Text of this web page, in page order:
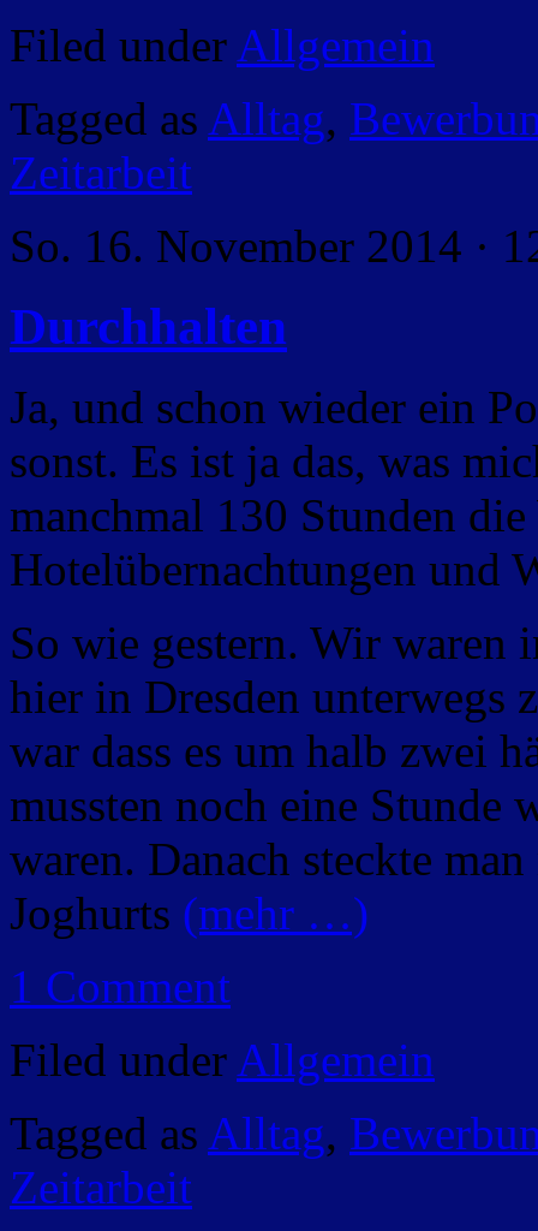
Filed under Allgemein
Tagged as Alltag,
Zeitarbeit
So. 16. November 2014 ·
Durchhalten
Ja, und schon wieder ein
sonst. Es ist ja das, was
manchmal 130 Stunden
Hotelübernachtungen und
So wie gestern. Wir waren
hier in Dresden unterwegs
war dass es um halb zwei
mussten noch eine Stunde
waren. Danach steckte
Joghurts (mehr …)
1 Comment
Filed under Allgemein
Tagged as Alltag,
Zeitarbeit